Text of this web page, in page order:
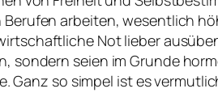
arbeiten, wesentlich
Not lieber
seien im Grunde
so simpel ist es